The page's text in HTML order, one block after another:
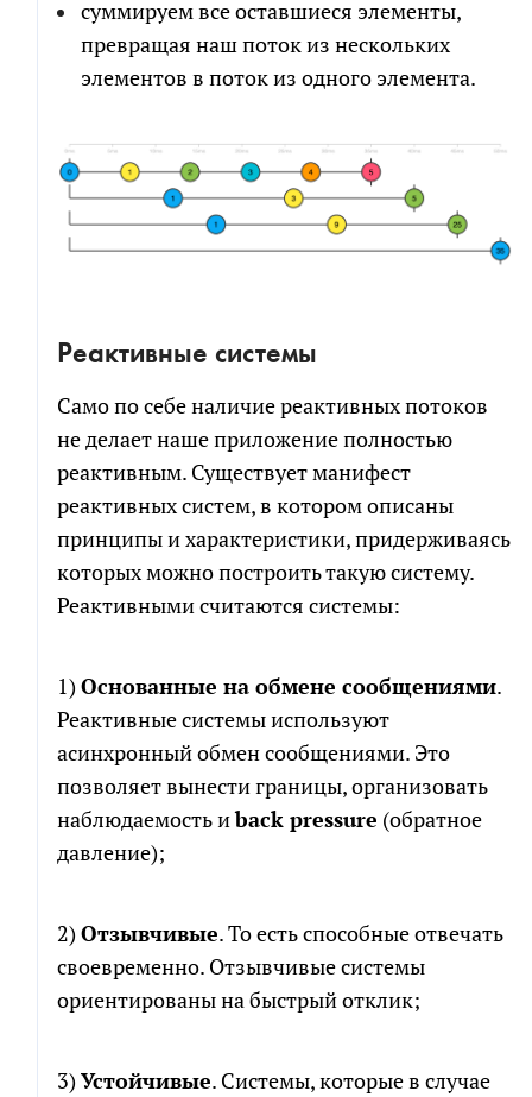
суммируем все оставшиеся элементы,
превращая наш поток из нескольких
элементов в поток из одного элемента.
Реактивные системы
Само по себе наличие реактивных потоков
не делает наше приложение полностью
реактивным. Существует манифест
реактивных систем, в котором описаны
принципы и характеристики, придерживаясь
которых можно построить такую систему.
Реактивными считаются системы:
1)Основанные на обмене сообщениями.
Реактивные системы используют
асинхронный обмен сообщениями. Это
позволяет вынести границы, организовать
наблюдаемость иback pressure (обратное
давление);
2)Отзывчивые. То есть способные отвечать
своевременно. Отзывчивые системы
ориентированы на быстрый отклик;
3)Устойчивые. Системы, которые в случае